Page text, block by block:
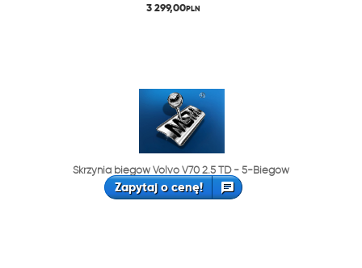
3 299,00PLN
Skrzynia biegów Volvo V70 2.5 TD - 5-Biegów
Zapytaj o cenę!